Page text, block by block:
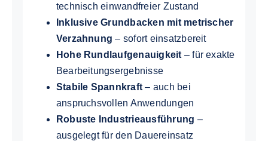
technisch einwandfreier Zustand
Inklusive Grundbacken mit metrischer
Verzahnung – sofort einsatzbereit
Hohe Rundlaufgenauigkeit – für exakte
Bearbeitungsergebnisse
Stabile Spannkraft – auch bei
anspruchsvollen Anwendungen
Robuste Industrieausführung –
ausgelegt für den Dauereinsatz